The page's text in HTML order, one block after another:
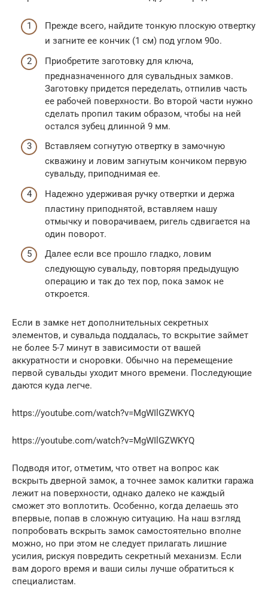
Прежде всего, найдите тонкую плоскую отвертку
и загните ее кончик (1 см) под углом 90o.
Приобретите заготовку для ключа,
предназначенного для сувальдных замков.
Заготовку придется переделать, отпилив часть
ее рабочей поверхности. Во второй части нужно
сделать пропил таким образом, чтобы на ней
остался зубец длинной 9 мм.
Вставляем согнутую отвертку в замочную
скважину и ловим загнутым кончиком первую
сувальду, приподнимая ее.
Надежно удерживая ручку отвертки и держа
пластину приподнятой, вставляем нашу
отмычку и поворачиваем, ригель сдвигается на
один поворот.
Далее если все прошло гладко, ловим
следующую сувальду, повторяя предыдущую
операцию и так до тех пор, пока замок не
откроется.
Если в замке нет дополнительных секретных
элементов, и сувальда поддалась, то вскрытие займет
не более 5-7 минут в зависимости от вашей
аккуратности и сноровки. Обычно на перемещение
первой сувальды уходит много времени. Последующие
даются куда легче.
https://youtube.com/watch?v=MgWIlGZWKYQ
https://youtube.com/watch?v=MgWIlGZWKYQ
Подводя итог, отметим, что ответ на вопрос как
вскрыть дверной замок, а точнее замок калитки гаража
лежит на поверхности, однако далеко не каждый
сможет это воплотить. Особенно, когда делаешь это
впервые, попав в сложную ситуацию. На наш взгляд
попробовать вскрыть замок самостоятельно вполне
можно, но при этом не следует прилагать лишние
усилия, рискуя повредить секретный механизм. Если
вам дорого время и ваши силы лучше обратиться к
специалистам.